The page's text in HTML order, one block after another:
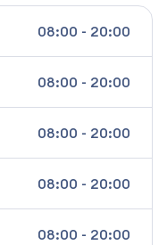
08:00 - 20:00
08:00 - 20:00
08:00 - 20:00
08:00 - 20:00
08:00 - 20:00